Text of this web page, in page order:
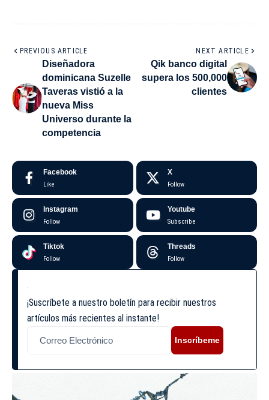
PREVIOUS ARTICLE
Diseñadora
dominicana Suzelle
Taveras vistió a la
nueva Miss
Universo durante la
competencia
NEXT ARTICLE
Qik banco digital
supera los 500,000
clientes
Facebook
Like
X
Follow
Instagram
Follow
Youtube
Subscribe
Tiktok
Follow
Threads
Follow
¡Suscríbete a nuestro boletín para recibir nuestros
artículos más recientes al instante!
Inscríbeme